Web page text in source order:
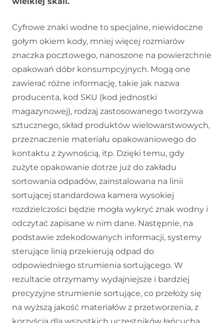
Cyfrowe znaki wodne to specjalne, niewidoczne
gołym okiem kody, mniej więcej rozmiarów
znaczka pocztowego, nanoszone na powierzchnie
opakowań dóbr konsumpcyjnych. Mogą one
zawierać różne informację, takie jak nazwa
producenta, kod SKU (kod jednostki
magazynowej), rodzaj zastosowanego tworzywa
sztucznego, skład produktów wielowarstwowych,
przeznaczenie materiału opakowaniowego do
kontaktu z żywnością, itp. Dzięki temu, gdy
zużyte opakowanie dotrze już do zakładu
sortowania odpadów, zainstalowana na linii
sortującej standardowa kamera wysokiej
rozdzielczości będzie mogła wykryć znak wodny i
odczytać zapisane w nim dane. Następnie, na
podstawie zdekodowanych informacji, systemy
sterujące linią przekierują odpad do
odpowiedniego strumienia sortującego. W
rezultacie otrzymamy wydajniejsze i bardziej
precyzyjne strumienie sortujące, co przełoży się
na wyższą jakość materiałów z przetworzenia, z